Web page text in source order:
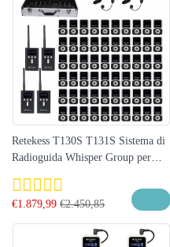
Retekess T130S T131S Sistema di
Radioguida Whisper Group per
Chiese, Scuole, Interpretariato con
Scatola di Ricarica a 64 Slot
€1.879,99 €2.450,85